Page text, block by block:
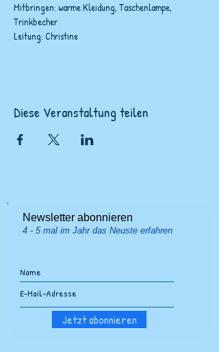
Mitbringen: warme Kleidung, Taschenlampe,
Trinkbecher
Leitung: Christine
Diese Veranstaltung teilen
Newsletter abonnieren
4 - 5 mal im Jahr das Neuste erfahren
Jetzt abonnieren